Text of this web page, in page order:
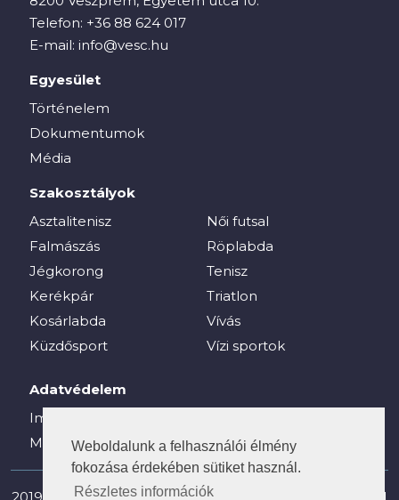
Weboldalunk a felhasználói élmény
fokozása érdekében sütiket használ.
Részletes információk
Telefon: +36 88 624 017
E-mail: info@vesc.hu
Egyesület
Történelem
Dokumentumok
Média
Szakosztályok
Asztalitenisz
Falmászás
Jégkorong
Kerékpár
Kosárlabda
Küzdősport
Női futsal
Röplabda
Tenisz
Triatlon
Vívás
Vízi sportok
Adatvédelem
Impresszum
Média